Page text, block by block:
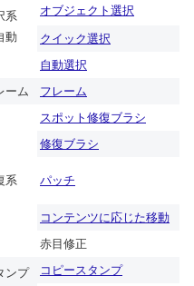
系
動
オブジェクト選択
クイック選択
自動選択
ーム
フレーム
系
スポット修復ブラシ
修復ブラシ
パッチ
コンテンツに応じた移動
赤目修正
ンプ
コピースタンプ